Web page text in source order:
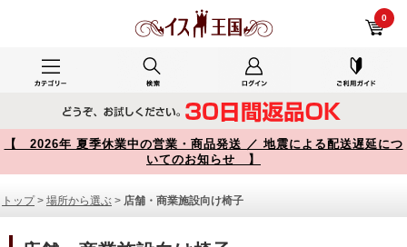
0
【 2026年 夏季休業中の営業・商品発送 ／ 地震による配送遅延につ
いてのお知らせ 】
トップ> 場所から選ぶ > 店舗・商業施設向け椅子